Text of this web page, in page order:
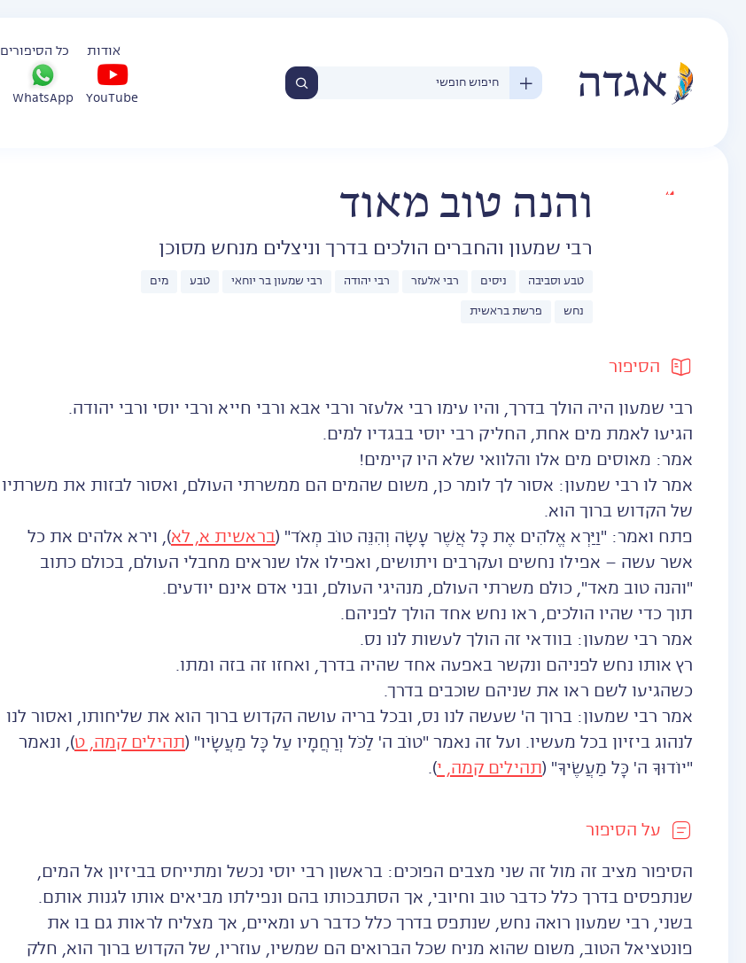
אודות כל הסיפורים
YouTube
WhatsApp
והנה טוב מאוד
רבי שמעון והחברים הולכים בדרך וניצלים מנחש מסוכן
טבע וסביבה ניסים רבי אלעזר רבי יהודה רבי שמעון בר יוחאי טבע מים
נחש פרשת בראשית
הסיפור
רבי שמעון היה הולך בדרך, והיו עימו רבי אלעזר ורבי אבא ורבי חייא ורבי יוסי ורבי יהודה.
הגיעו לאמת מים אחת, החליק רבי יוסי בבגדיו למים.
אמר: מאוסים מים אלו והלוואי שלא היו קיימים!
אמר לו רבי שמעון: אסור לך לומר כן, משום שהמים הם ממשרתי העולם, ואסור לבזות את משרתיו
של הקדוש ברוך הוא.
פתח ואמר: "וַיַּרְא אֱלֹהִים אֶת כָּל אֲשֶׁר עָשָׂה וְהִנֵּה טוֹב מְאֹד" (בראשית א, לא), וירא אלהים את כל
אשר עשה – אפילו נחשים ועקרבים ויתושים, ואפילו אלו שנראים מחבלי העולם, בכולם כתוב
"והנה טוב מאד", כולם משרתי העולם, מנהיגי העולם, ובני אדם אינם יודעים.
תוך כדי שהיו הולכים, ראו נחש אחד הולך לפניהם.
אמר רבי שמעון: בוודאי זה הולך לעשות לנו נס.
רץ אותו נחש לפניהם ונקשר באפעה אחד שהיה בדרך, ואחזו זה בזה ומתו.
כשהגיעו לשם ראו את שניהם שוכבים בדרך.
אמר רבי שמעון: ברוך ה' שעשה לנו נס, ובכל בריה עושה הקדוש ברוך הוא את שליחותו, ואסור לנו
לנהוג ביזיון בכל מעשיו. ועל זה נאמר "טוֹב ה' לַכֹּל וְרַחֲמָיו עַל כָּל מַעֲשָׂיו" (תהילים קמה, ט), ונאמר
"יוֹדוּךָ ה' כָּל מַעֲשֶׂיךָ" (תהילים קמה, י).
על הסיפור
הסיפור מציב זה מול זה שני מצבים הפוכים: בראשון רבי יוסי נכשל ומתייחס בביזיון אל המים,
שנתפסים בדרך כלל כדבר טוב וחיובי, אך הסתבכותו בהם ונפילתו מביאים אותו לגנות אותם.
בשני, רבי שמעון רואה נחש, שנתפס בדרך כלל כדבר רע ומאיים, אך מצליח לראות גם בו את
פונטציאל הטוב, משום שהוא מניח שכל הברואים הם שמשיו, עוזריו, של הקדוש ברוך הוא, חלק